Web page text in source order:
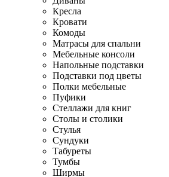
Кресла
Кровати
Комоды
Матрасы для спальни
Мебельные консоли
Напольные подставки
Подставки под цветы
Полки мебельные
Пуфики
Стеллажи для книг
Столы и столики
Стулья
Сундуки
Табуреты
Тумбы
Ширмы